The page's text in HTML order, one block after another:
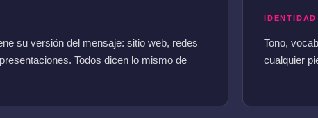
su versión del mensaje: sitio web, redes
Todos dicen lo mismo de
Tono,
cualquier